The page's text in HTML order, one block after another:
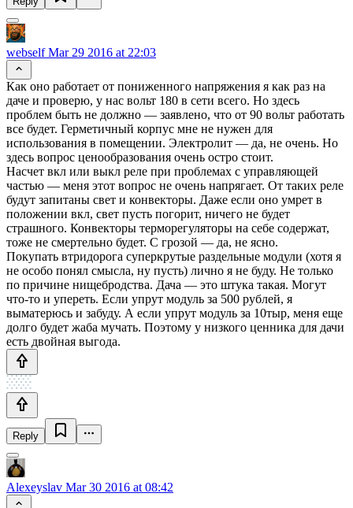
webselfMar 29 2016 at 22:03
Как оно работает от пониженного напряжения я как раз на
даче и проверю, у нас вольт 180 в сети всего. Но здесь
проблем быть не должно — заявлено, что от 90 вольт работать
все будет. Герметичный корпус мне не нужен для
использования в помещении. Электролит — да, не очень. Но
здесь вопрос ценообразования очень остро стоит.
Насчет вкл или выкл реле при проблемах с управляющей
частью — меня этот вопрос не очень напрягает. От таких реле
будут запитаны свет и конвекторы. Даже если оно умрет в
положении вкл, свет пусть погорит, ничего не будет
страшного. Конвекторы терморегуляторы на себе содержат,
тоже не смертельно будет. С грозой — да, не ясно.
Покупать втридорога суперкрутые раздельные модули (хотя я
не особо понял смысла, ну пусть) лично я не буду. Не только
по причине нищебродства. Дача — это штука такая. Могут
что-то и упереть. Если упрут модуль за 500 рублей, я
выматерюсь и забуду. А если упрут модуль за 10тыр, меня еще
долго будет жаба мучать. Поэтому у низкого ценника для дачи
есть двойная выгода.
Reply
Alexeyslav Mar 30 2016 at 08:42